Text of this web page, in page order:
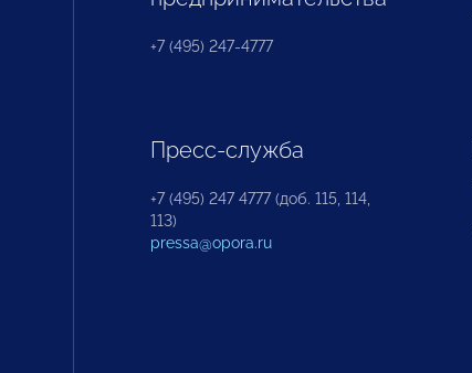
+7 (495) 247-4777
Пресс-служба
+7 (495) 247 4777 (доб. 115, 114,
113)
pressa@opora.ru